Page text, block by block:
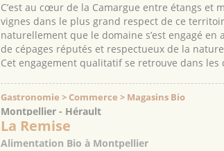
C’est au cœur de la Camargue entre étangs et
vignes dans le plus grand respect de ce
naturellement que le domaine s’est engagé
de cépages réputés et respectueux de la
Cet engagement qualitatif se retrouve dans les
Gastronomie > Commerce > Magasins Bio
Montpellier - Hérault
La Remise
Alimentation Bio à Montpellier